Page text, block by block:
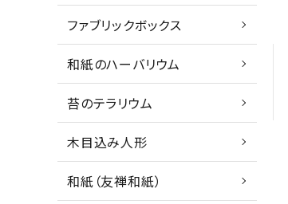
ファブリックボックス
和紙のハーバリウム
苔のテラリウム
木目込み人形
和紙（友禅和紙）